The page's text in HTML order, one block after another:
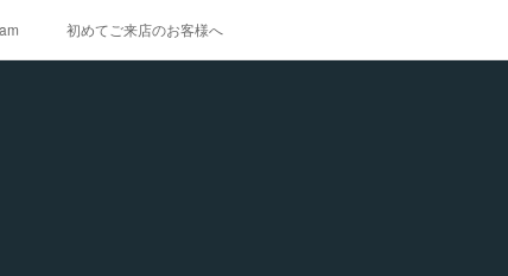
初めてご来店のお客様へ